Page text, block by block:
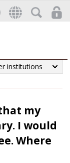
institutions
my
I would
Where